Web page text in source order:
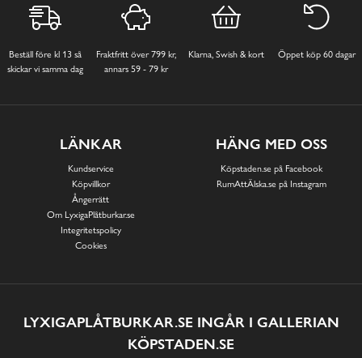
Beställ före kl 13 så
skickar vi samma dag
Fraktfritt över 799 kr,
annars 59 - 79 kr
Klarna, Swish & kort Öppet köp 60 dagar
LÄNKAR
Kundservice
Köpvillkor
Ångerrätt
Om LyxigaPlåtburkar.se
Integritetspolicy
Cookies
HÄNG MED OSS
Köpstaden.se på Facebook
RumAttÄlska.se på Instagram
LYXIGAPLÅTBURKAR.SE INGÅR I GALLERIAN
KÖPSTADEN.SE